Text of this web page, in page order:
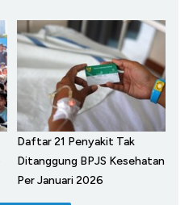
Daftar 21 Penyakit Tak
Ditanggung BPJS Kesehatan
Per Januari 2026